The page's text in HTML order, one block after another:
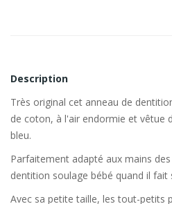
Description
Très original cet anneau de
de coton, à l'air endormie et vêtue
bleu.
Parfaitement adapté aux mains
dentition soulage bébé quand il fait
Avec sa petite taille, les tout-petits